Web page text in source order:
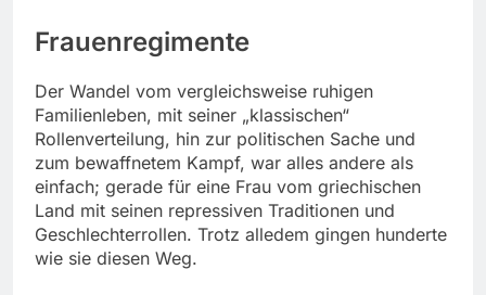
Frauenregimente
Der Wandel vom vergleichsweise ruhigen
Familienleben, mit seiner „klassischen“
Rollenverteilung, hin zur politischen Sache und
zum bewaffnetem Kampf, war alles andere als
einfach; gerade für eine Frau vom griechischen
Land mit seinen repressiven Traditionen und
Geschlechterrollen. Trotz alledem gingen hunderte
wie sie diesen Weg.